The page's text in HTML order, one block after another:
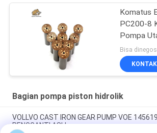
Komatus
PC200-8
Pompa
Pompa
Piston
Perbaikan
Bisa
KONTAK
Bagian pompa piston hidrolik
VOLLVO CAST IRON GEAR PUMP VOE
PENGGANTI ASLI